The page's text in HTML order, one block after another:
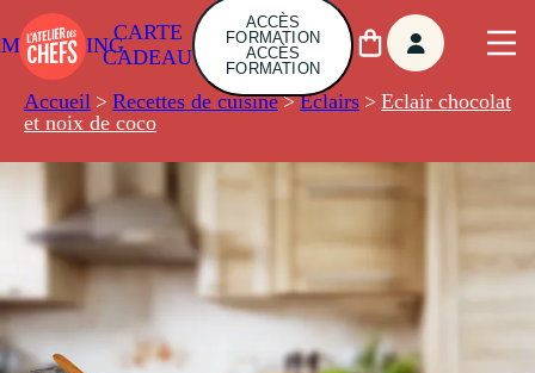
CARTE
CADEAU
ACCÈS
FORMATION
ACCÈS
FORMATION
Accueil > Recettes de cuisine > Éclairs > Eclair chocolat
et noix de coco